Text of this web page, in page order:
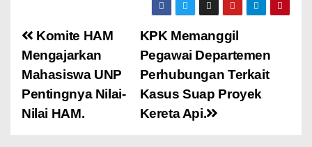
KPK Memanggil
Pegawai Departemen
Perhubungan Terkait
Kasus Suap Proyek
Kereta Api.
Komite HAM
Mengajarkan
Mahasiswa UNP
Pentingnya Nilai-
Nilai HAM.